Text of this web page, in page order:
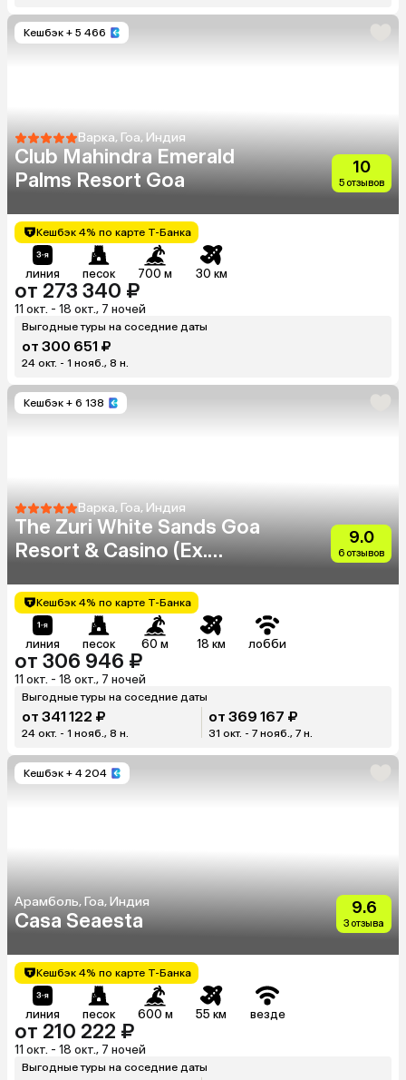
Кешбэк + 5 466
Варка, Гоа, Индия
Club Mahindra Emerald
Palms Resort Goa
10
5 отзывов
Кешбэк 4% по карте Т-Банка
линия песок 700 м 30 км
от 273 340 ₽
11 окт. - 18 окт., 7 ночей
Выгодные туры на соседние даты
от 300 651 ₽
24 окт. - 1 нояб., 8 н.
Кешбэк + 6 138
Варка, Гоа, Индия
The Zuri White Sands Goa
Resort & Casino (Ex.
9.0
6 отзывов
Кешбэк 4% по карте Т-Банка
линия песок 60 м 18 км лобби
от 306 946 ₽
11 окт. - 18 окт., 7 ночей
Выгодные туры на соседние даты
от 341 122 ₽
24 окт. - 1 нояб., 8 н.
от 369 167 ₽
31 окт. - 7 нояб., 7 н.
Кешбэк + 4 204
Арамболь, Гоа, Индия
Casa Seaesta
9.6
3 отзыва
Кешбэк 4% по карте Т-Банка
линия песок 600 м 55 км везде
от 210 222 ₽
11 окт. - 18 окт., 7 ночей
Выгодные туры на соседние даты